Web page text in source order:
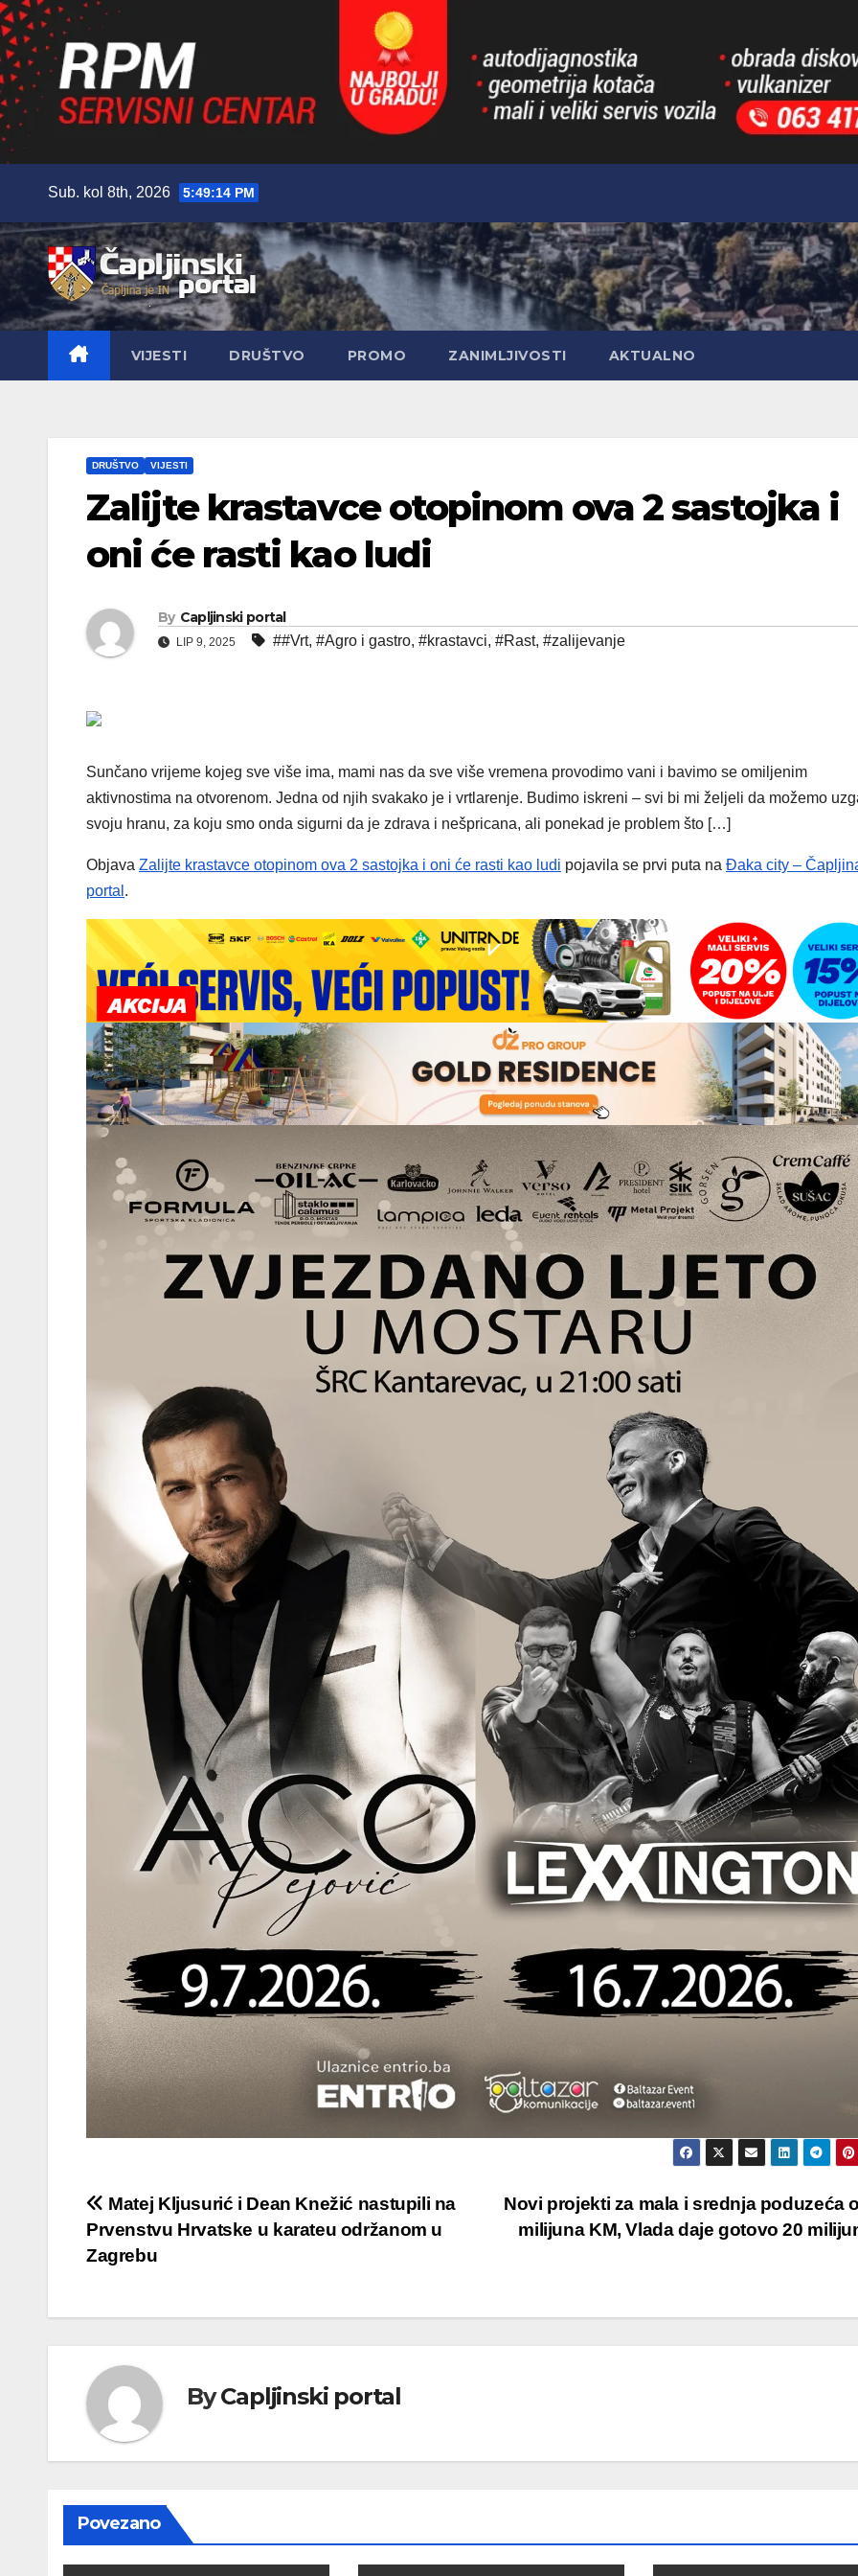
content
Sub. kol 8th, 2026 5:49:15 PM
VIJESTI DRUŠTVO PROMO ZANIMLJIVOSTI AKTUALNO
DRUŠTVO VIJESTI
Zalijte krastavce otopinom ova 2 sastojka i
oni će rasti kao ludi
By Capljinski portal
LIP 9, 2025 ##Vrt, #Agro i gastro, #krastavci, #Rast, #zalijevanje
Sunčano vrijeme kojeg sve više ima, mami nas da sve više vremena provodimo vani i bavimo se omiljenim
aktivnostima na otvorenom. Jedna od njih svakako je i vrtlarenje. Budimo iskreni – svi bi mi željeli da možemo
svoju hranu, za koju smo onda sigurni da je zdrava i nešpricana, ali ponekad je problem što […]
Objava Zalijte krastavce otopinom ova 2 sastojka i oni će rasti kao ludi pojavila se prvi puta na Đaka city –
portal .
Navigacija
objava
Novi projekti za mala i srednja poduzeća
milijuna KM, Vlada daje gotovo 20
Matej Kljusurić i Dean Knežić nastupili na
Prvenstvu Hrvatske u karateu održanom u
Zagrebu
ByCapljinski portal
Povezano